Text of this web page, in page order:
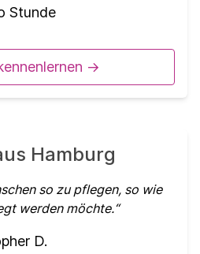
Stunde
->
Hamburg
so zu pflegen, so wie
werden möchte.
D.